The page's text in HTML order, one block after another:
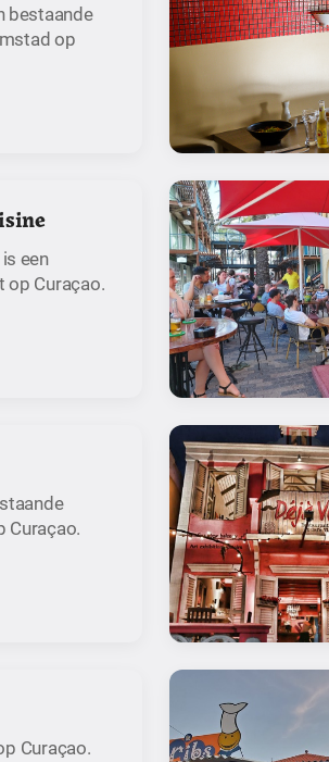
bestaande
op
een
op Curaçao.
Curaçao.
Curaçao.